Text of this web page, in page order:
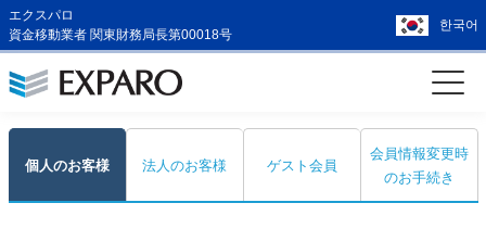
エクスパロ
資金移動業者 関東財務局長第00018号
한국어
個人のお客様 法人のお客様 ゲスト会員
会員情報変更時
のお手続き